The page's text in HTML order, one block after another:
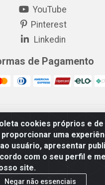
cookies próprios e de
uma
usuário, apresentar
com o seu perfil e
site.
Negar não essenciais
YouTube
Pinterest
Linkedin
de Pagamento
- 18.621.731/0005-43 - Itabaiana/
49511-899
- 48.594.570/0001-83 - Itabaiana/
49511-899